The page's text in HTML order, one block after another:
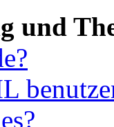
und